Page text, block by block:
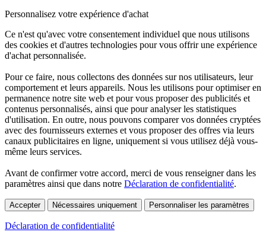
Personnalisez votre expérience d'achat
Ce n'est qu'avec votre consentement individuel que nous utilisons
des cookies et d'autres technologies pour vous offrir une expérience
d'achat personnalisée.
Pour ce faire, nous collectons des données sur nos utilisateurs, leur
comportement et leurs appareils. Nous les utilisons pour optimiser en
permanence notre site web et pour vous proposer des publicités et
contenus personnalisés, ainsi que pour analyser les statistiques
d'utilisation. En outre, nous pouvons comparer vos données cryptées
avec des fournisseurs externes et vous proposer des offres via leurs
canaux publicitaires en ligne, uniquement si vous utilisez déjà vous-
même leurs services.
Avant de confirmer votre accord, merci de vous renseigner dans les
paramètres ainsi que dans notre Déclaration de confidentialité.
Accepter Nécessaires uniquement Personnaliser les paramètres
Déclaration de confidentialité